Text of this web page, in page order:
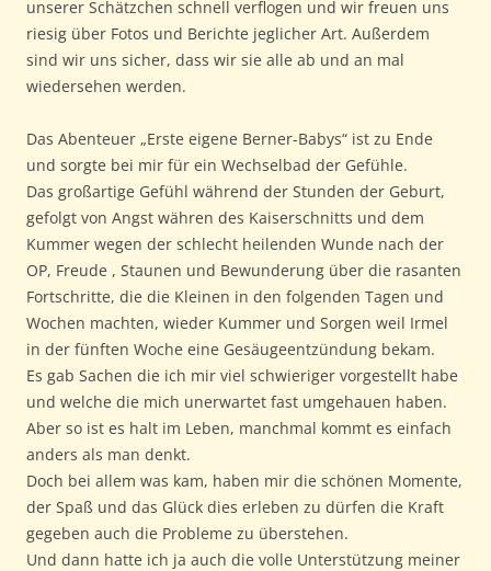
unserer Schätzchen schnell verflogen und wir freuen uns
riesig über Fotos und Berichte jeglicher Art. Außerdem
sind wir uns sicher, dass wir sie alle ab und an mal
wiedersehen werden.
Das Abenteuer „Erste eigene Berner-Babys“ ist zu Ende
und sorgte bei mir für ein Wechselbad der Gefühle.
Das großartige Gefühl während der Stunden der Geburt,
gefolgt von Angst währen des Kaiserschnitts und dem
Kummer wegen der schlecht heilenden Wunde nach der
OP, Freude , Staunen und Bewunderung über die rasanten
Fortschritte, die die Kleinen in den folgenden Tagen und
Wochen machten, wieder Kummer und Sorgen weil Irmel
in der fünften Woche eine Gesäugeentzündung bekam.
Es gab Sachen die ich mir viel schwieriger vorgestellt habe
und welche die mich unerwartet fast umgehauen haben.
Aber so ist es halt im Leben, manchmal kommt es einfach
anders als man denkt.
Doch bei allem was kam, haben mir die schönen Momente,
der Spaß und das Glück dies erleben zu dürfen die Kraft
gegeben auch die Probleme zu überstehen.
Und dann hatte ich ja auch die volle Unterstützung meiner